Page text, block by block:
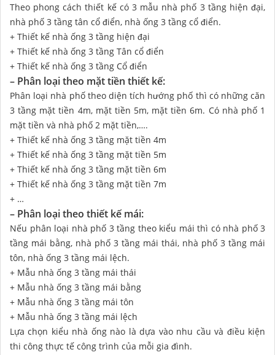
Theo phong cách thiết kế có 3 mẫu nhà phố 3 tầng hiện đại,
nhà phố 3 tầng tân cổ điển, nhà ống 3 tầng cổ điển.
+ Thiết kế nhà ống 3 tầng hiện đại
+ Thiết kế nhà ống 3 tầng Tân cổ điển
+ Thiết kế nhà ống 3 tầng Cổ điển
– Phân loại theo mặt tiền thiết kế:
Phân loại nhà phố theo diện tích hướng phố thì có những căn
3 tầng mặt tiền 4m, mặt tiền 5m, mặt tiền 6m. Có nhà phố 1
mặt tiền và nhà phố 2 mặt tiền,….
+ Thiết kế nhà ống 3 tầng mặt tiền 4m
+ Thiết kế nhà ống 3 tầng mặt tiền 5m
+ Thiết kế nhà ống 3 tầng mặt tiền 6m
+ Thiết kế nhà ống 3 tầng mặt tiền 7m
+ …
– Phân loại theo thiết kế mái:
Nếu phân loại nhà phố 3 tầng theo kiểu mái thì có nhà phố 3
tầng mái bằng, nhà phố 3 tầng mái thái, nhà phố 3 tầng mái
tôn, nhà ống 3 tầng mái lệch.
+ Mẫu nhà ống 3 tầng mái thái
+ Mẫu nhà ống 3 tầng mái bằng
+ Mẫu nhà ống 3 tầng mái tôn
+ Mẫu nhà ống 3 tầng mái lệch
Lựa chọn kiểu nhà ống nào là dựa vào nhu cầu và điều kiện
thi công thực tế công trình của mỗi gia đình.